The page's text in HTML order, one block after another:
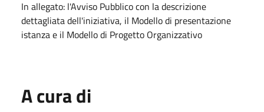
In allegato: l'Avviso Pubblico con la descrizione
dettagliata dell'iniziativa, il Modello di presentazione
istanza e il Modello di Progetto Organizzativo
A cura di